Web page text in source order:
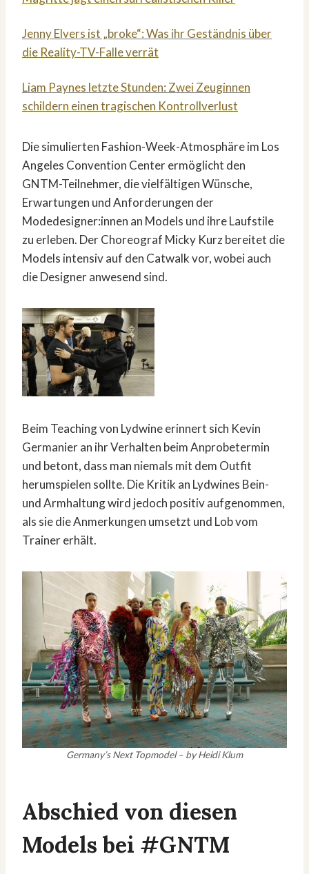
Jenny Elvers ist „broke“: Was ihr Geständnis über
die Reality-TV-Falle verrät
Liam Paynes letzte Stunden: Zwei Zeuginnen
schildern einen tragischen Kontrollverlust
Die simulierten Fashion-Week-Atmosphäre im Los
Angeles Convention Center ermöglicht den
GNTM-Teilnehmer, die vielfältigen Wünsche,
Erwartungen und Anforderungen der
Modedesigner:innen an Models und ihre Laufstile
zu erleben. Der Choreograf Micky Kurz bereitet die
Models intensiv auf den Catwalk vor, wobei auch
die Designer anwesend sind.
Beim Teaching von Lydwine erinnert sich Kevin
Germanier an ihr Verhalten beim Anprobetermin
und betont, dass man niemals mit dem Outfit
herumspielen sollte. Die Kritik an Lydwines Bein-
und Armhaltung wird jedoch positiv aufgenommen,
als sie die Anmerkungen umsetzt und Lob vom
Trainer erhält.
Germany’s Next Topmodel – by Heidi Klum
Abschied von diesen
Models bei #GNTM